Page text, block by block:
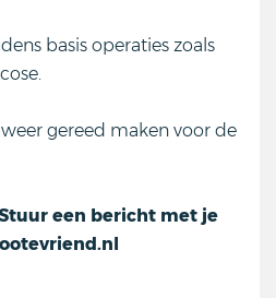
basis operaties zoals
gereed maken voor de
een bericht met je